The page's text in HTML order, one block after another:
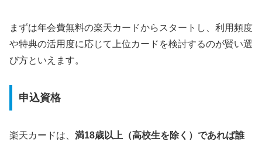
まずは年会費無料の楽天カードからスタートし、利用頻度
や特典の活用度に応じて上位カードを検討するのが賢い選
び方といえます。
申込資格
楽天カードは、 満18歳以上（高校生を除く）であれば誰